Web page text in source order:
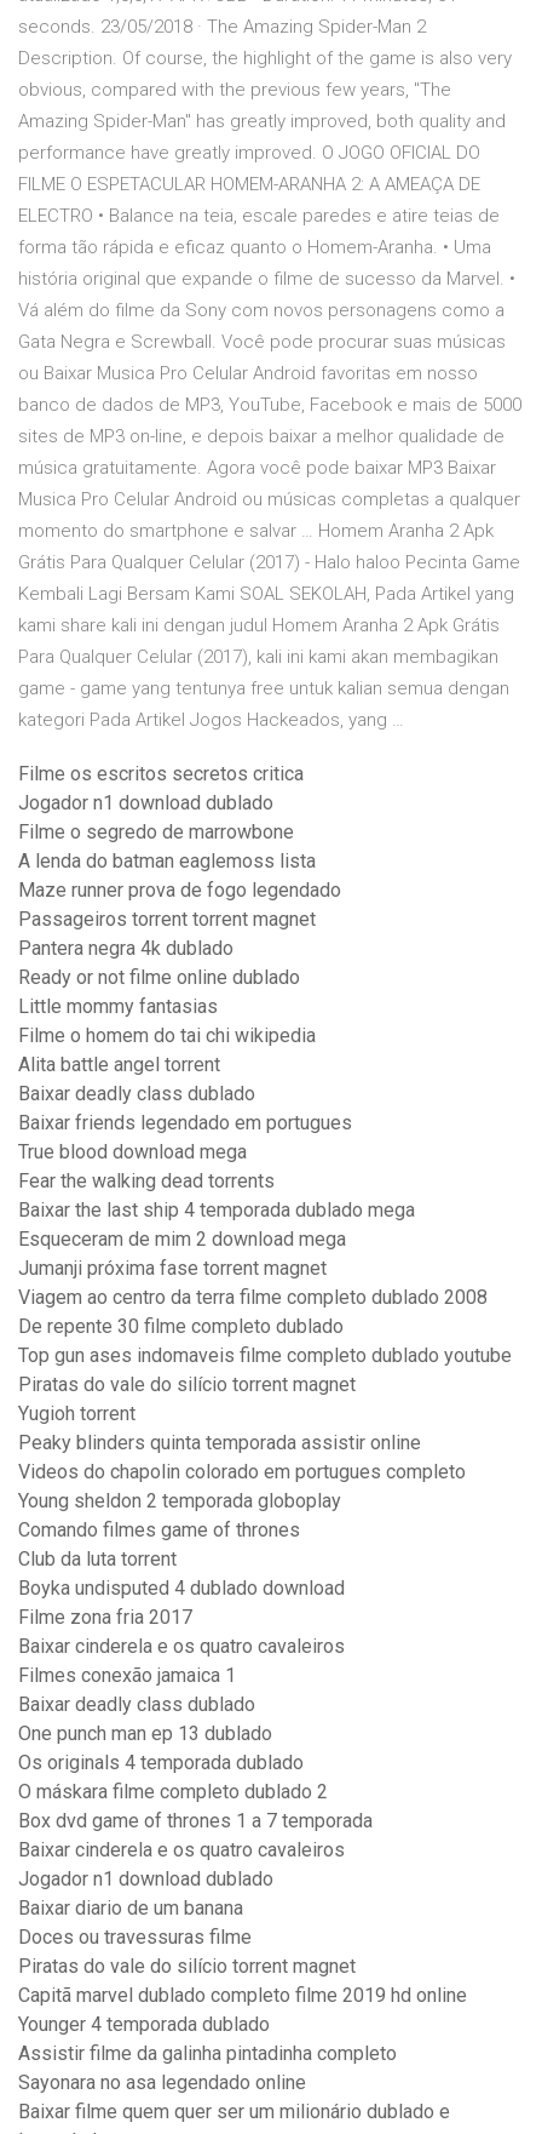
seconds. 23/05/2018 · The Amazing Spider-Man 2
Description. Of course, the highlight of the game is also very
obvious, compared with the previous few years, "The
Amazing Spider-Man" has greatly improved, both quality and
performance have greatly improved. O JOGO OFICIAL DO
FILME O ESPETACULAR HOMEM-ARANHA 2: A AMEAÇA DE
ELECTRO • Balance na teia, escale paredes e atire teias de
forma tão rápida e eficaz quanto o Homem-Aranha. • Uma
história original que expande o filme de sucesso da Marvel. •
Vá além do filme da Sony com novos personagens como a
Gata Negra e Screwball. Você pode procurar suas músicas
ou Baixar Musica Pro Celular Android favoritas em nosso
banco de dados de MP3, YouTube, Facebook e mais de 5000
sites de MP3 on-line, e depois baixar a melhor qualidade de
música gratuitamente. Agora você pode baixar MP3 Baixar
Musica Pro Celular Android ou músicas completas a qualquer
momento do smartphone e salvar … Homem Aranha 2 Apk
Grátis Para Qualquer Celular (2017) - Halo haloo Pecinta Game
Kembali Lagi Bersam Kami SOAL SEKOLAH, Pada Artikel yang
kami share kali ini dengan judul Homem Aranha 2 Apk Grátis
Para Qualquer Celular (2017), kali ini kami akan membagikan
game - game yang tentunya free untuk kalian semua dengan
kategori Pada Artikel Jogos Hackeados, yang …
Filme os escritos secretos critica
Jogador n1 download dublado
Filme o segredo de marrowbone
A lenda do batman eaglemoss lista
Maze runner prova de fogo legendado
Passageiros torrent torrent magnet
Pantera negra 4k dublado
Ready or not filme online dublado
Little mommy fantasias
Filme o homem do tai chi wikipedia
Alita battle angel torrent
Baixar deadly class dublado
Baixar friends legendado em portugues
True blood download mega
Fear the walking dead torrents
Baixar the last ship 4 temporada dublado mega
Esqueceram de mim 2 download mega
Jumanji próxima fase torrent magnet
Viagem ao centro da terra filme completo dublado 2008
De repente 30 filme completo dublado
Top gun ases indomaveis filme completo dublado youtube
Piratas do vale do silício torrent magnet
Yugioh torrent
Peaky blinders quinta temporada assistir online
Videos do chapolin colorado em portugues completo
Young sheldon 2 temporada globoplay
Comando filmes game of thrones
Club da luta torrent
Boyka undisputed 4 dublado download
Filme zona fria 2017
Baixar cinderela e os quatro cavaleiros
Filmes conexão jamaica 1
Baixar deadly class dublado
One punch man ep 13 dublado
Os originals 4 temporada dublado
O máskara filme completo dublado 2
Box dvd game of thrones 1 a 7 temporada
Baixar cinderela e os quatro cavaleiros
Jogador n1 download dublado
Baixar diario de um banana
Doces ou travessuras filme
Piratas do vale do silício torrent magnet
Capitã marvel dublado completo filme 2019 hd online
Younger 4 temporada dublado
Assistir filme da galinha pintadinha completo
Sayonara no asa legendado online
Baixar filme quem quer ser um milionário dublado e